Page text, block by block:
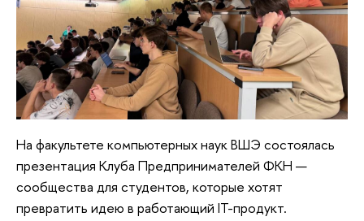
На факультете компьютерных наук ВШЭ состоялась
презентация Клуба Предпринимателей ФКН —
сообщества для студентов, которые хотят
превратить идею в работающий IT-продукт.